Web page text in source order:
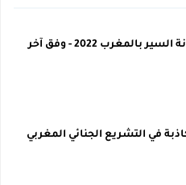
تحميل PDF : مدونة السير بالمغرب 2022 - وفق آخر
في التشريع الجنائي المغربي